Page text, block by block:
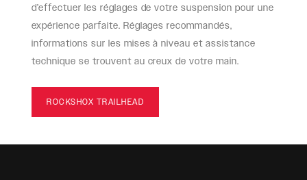
d’effectuer les réglages de votre suspension pour une
expérience parfaite. Réglages recommandés,
informations sur les mises à niveau et assistance
technique se trouvent au creux de votre main.
ROCKSHOX TRAILHEAD